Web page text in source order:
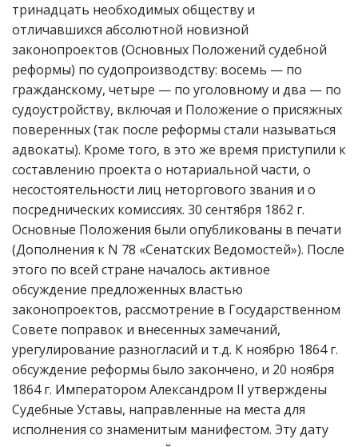
тринадцать необходимых обществу и
отличавшихся абсолютной новизной
законопроектов (Основных Положений судебной
реформы) по судопроизводству: восемь — по
гражданскому, четыре — по уголовному и два — по
судоустройству, включая и Положение о присяжных
поверенных (так после реформы стали называться
адвокаты). Кроме того, в это же время приступили к
составлению проекта о нотариальной части, о
несостоятельности лиц неторгового звания и о
посреднических комиссиях. 30 сентября 1862 г.
Основные Положения были опубликованы в печати
(Дополнения к N 78 «Сенатских Ведомостей»). После
этого по всей стране началось активное
обсуждение предложенных властью
законопроектов, рассмотрение в Государственном
Совете поправок и внесенных замечаний,
урегулирование разногласий и т.д. К ноябрю 1864 г.
обсуждение реформы было закончено, и 20 ноября
1864 г. Императором Александром II утверждены
Судебные Уставы, направленные на места для
исполнения со знаменитым манифестом. Эту дату